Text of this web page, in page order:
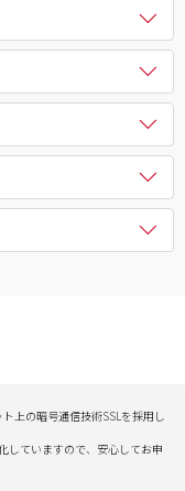
算数検定
・MOS・VBA・Jav
上の暗号通信技術SSLを採用し
していますので、安心してお申